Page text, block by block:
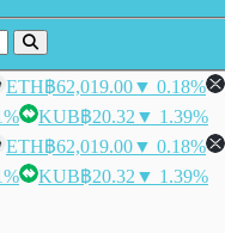
ETH฿62,019.00▼ 0.18%
KUB฿20.32 ▼ 1.39%
ETH฿62,019.00▼ 0.18%
KUB฿20.32 ▼ 1.39%